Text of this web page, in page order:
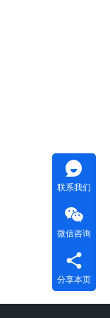
联系我们
微信咨询
分享本页